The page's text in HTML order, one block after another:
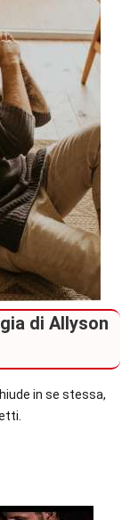
di Allyson
in se stessa,